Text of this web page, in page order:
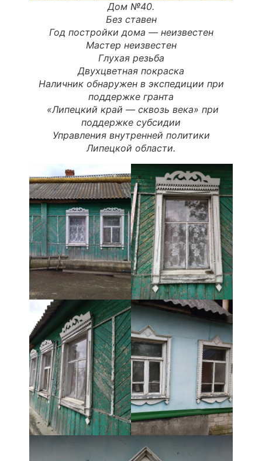
Дом №40.
Без ставен
Год постройки дома — неизвестен
Мастер неизвестен
Глухая резьба
Двухцветная покраска
Наличник обнаружен в экспедиции при
поддержке гранта
«Липецкий край — сквозь века» при
поддержке субсидии
Управления внутренней политики
Липецкой области.